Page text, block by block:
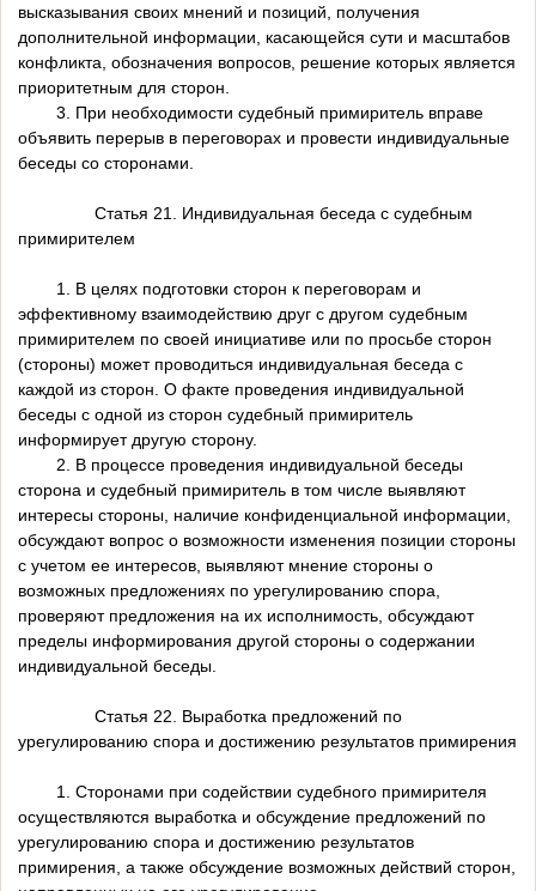
высказывания своих мнений и позиций, получения
дополнительной информации, касающейся сути и масштабов
конфликта, обозначения вопросов, решение которых является
приоритетным для сторон.
3. При необходимости судебный примиритель вправе
объявить перерыв в переговорах и провести индивидуальные
беседы со сторонами.
Статья 21. Индивидуальная беседа с судебным
примирителем
1. В целях подготовки сторон к переговорам и
эффективному взаимодействию друг с другом судебным
примирителем по своей инициативе или по просьбе сторон
(стороны) может проводиться индивидуальная беседа с
каждой из сторон. О факте проведения индивидуальной
беседы с одной из сторон судебный примиритель
информирует другую сторону.
2. В процессе проведения индивидуальной беседы
сторона и судебный примиритель в том числе выявляют
интересы стороны, наличие конфиденциальной информации,
обсуждают вопрос о возможности изменения позиции стороны
с учетом ее интересов, выявляют мнение стороны о
возможных предложениях по урегулированию спора,
проверяют предложения на их исполнимость, обсуждают
пределы информирования другой стороны о содержании
индивидуальной беседы.
Статья 22. Выработка предложений по
урегулированию спора и достижению результатов примирения
1. Сторонами при содействии судебного примирителя
осуществляются выработка и обсуждение предложений по
урегулированию спора и достижению результатов
примирения, а также обсуждение возможных действий сторон,